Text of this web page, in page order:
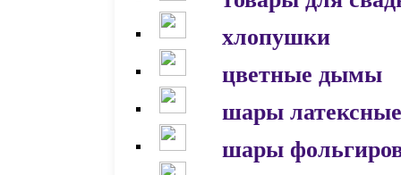
хлопушки
цветные дымы
шары латексные
шары